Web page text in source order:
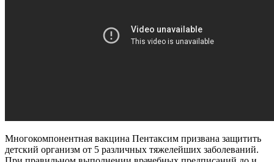
Многокомпонентная вакцина Пентаксим призвана защитить
детский организм от 5 различных тяжелейших заболеваний.